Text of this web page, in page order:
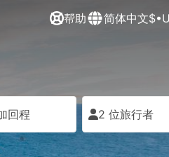
帮助 简体中文
回程 2 位旅行者